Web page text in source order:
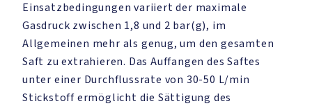
Einsatzbedingungen variiert der maximale
Gasdruck zwischen 1,8 und 2 bar(g), im
Allgemeinen mehr als genug, um den gesamten
Saft zu extrahieren. Das Auffangen des Saftes
unter einer Durchflussrate von 30-50 L/min
Stickstoff ermöglicht die Sättigung des